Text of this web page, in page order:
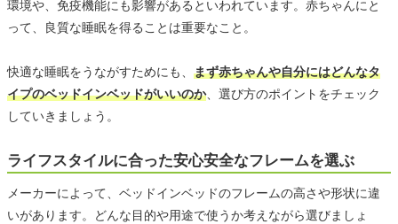
環境や、免疫機能にも影響があるといわれています。赤ちゃんにと
って、良質な睡眠を得ることは重要なこと。
快適な睡眠をうながすためにも、 まず赤ちゃんや自分にはどんなタ
イプのベッドインベッドがいいのか、選び方のポイントをチェック
していきましょう。
ライフスタイルに合った安心安全なフレームを選ぶ
メーカーによって、ベッドインベッドのフレームの高さや形状に違
いがあります。どんな目的や用途で使うか考えながら選びましょ